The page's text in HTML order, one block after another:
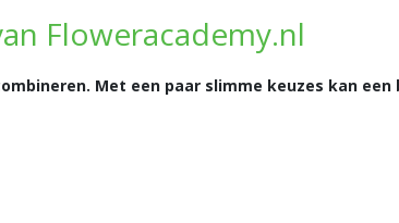
Floweracademy.nl
Met een paar slimme keuzes kan